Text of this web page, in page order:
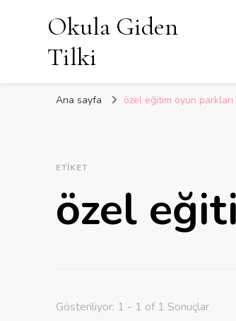
Okula Giden
Tilki
Ana sayfa özel eğitim oyun parkları
ETIKET
özel
Gösteriliyor: 1 - 1 of 1 Sonuçlar